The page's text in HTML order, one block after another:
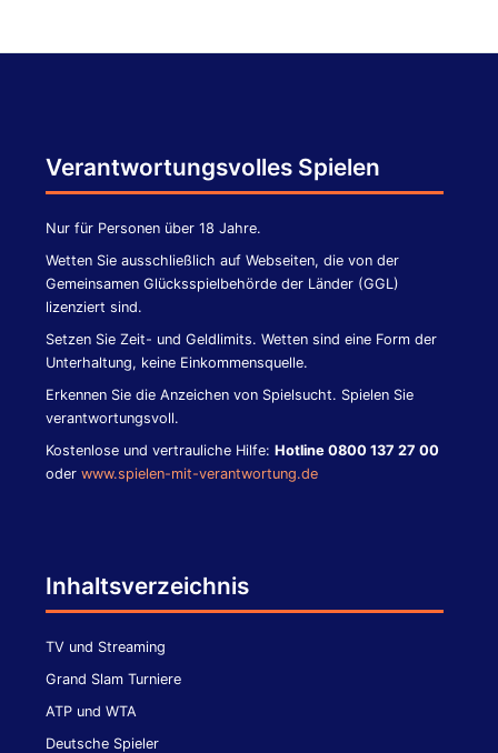
Verantwortungsvolles Spielen
Nur für Personen über 18 Jahre.
Wetten Sie ausschließlich auf Webseiten, die von der
Gemeinsamen Glücksspielbehörde der Länder (GGL)
lizenziert sind.
Setzen Sie Zeit- und Geldlimits. Wetten sind eine Form der
Unterhaltung, keine Einkommensquelle.
Erkennen Sie die Anzeichen von Spielsucht. Spielen Sie
verantwortungsvoll.
Kostenlose und vertrauliche Hilfe: Hotline 0800 137 27 00
oder www.spielen-mit-verantwortung.de
Inhaltsverzeichnis
TV und Streaming
Grand Slam Turniere
ATP und WTA
Deutsche Spieler